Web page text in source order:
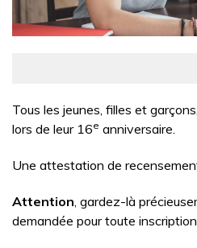
Tous les jeunes, filles et
lors de leur 16e anniversaire.
Une attestation de
Attention, gardez-là
demandée pour toute